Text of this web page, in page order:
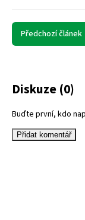
Předchozí článek
Diskuze (0)
Buďte první, kdo
Přidat komentář